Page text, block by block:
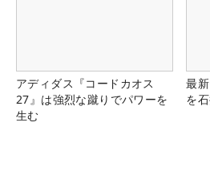
アディダス『コードカオス
27』は強烈な蹴りでパワーを
生む
最
を